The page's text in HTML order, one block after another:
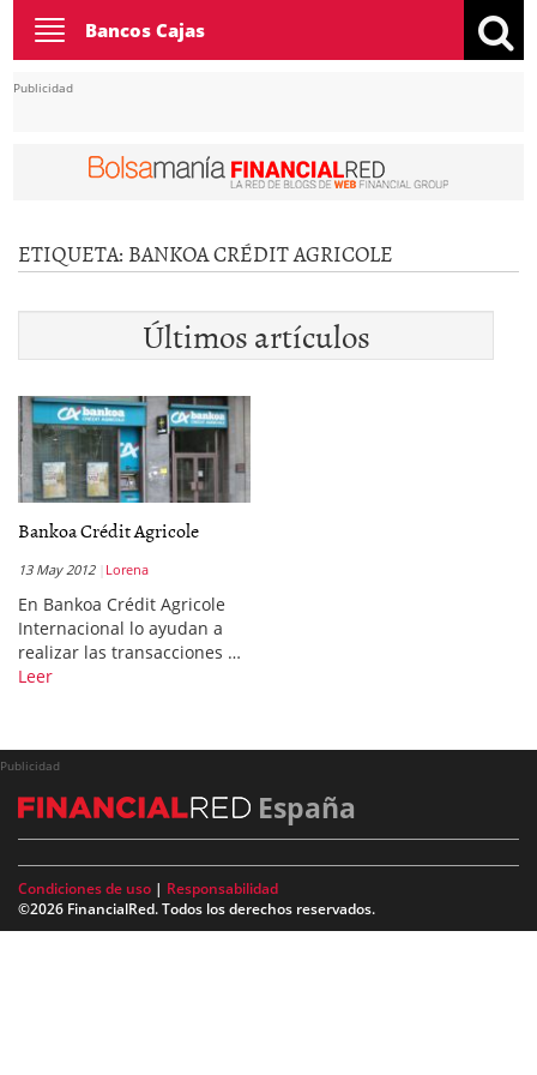
Toggle
navigation
Bancos Cajas
Publicidad
ETIQUETA: BANKOA CRÉDIT AGRICOLE
Últimos artículos
Bankoa Crédit Agricole
13 May 2012 Lorena
En Bankoa Crédit Agricole
Internacional lo ayudan a
realizar las transacciones …
Leer
Publicidad
España
Condiciones de uso | Responsabilidad
©2026 FinancialRed. Todos los derechos reservados.